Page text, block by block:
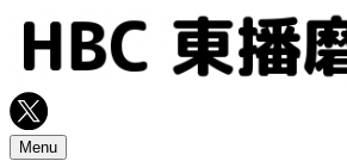
コ
テ
ン
ツ
へMenu